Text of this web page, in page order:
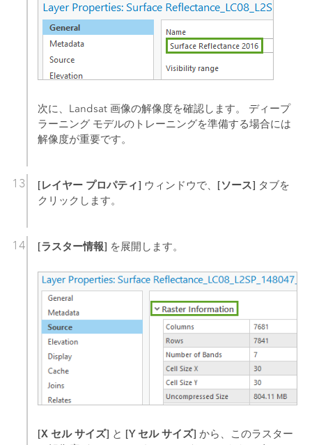
次に、Landsat 画像の解像度を確認します。 ディープ
ラーニング モデルのトレーニングを準備する場合には
解像度が重要です。
[レイヤー プロパティ] ウィンドウで、 [ソース] タブを
クリックします。
[ラスター情報] を展開します。
[X セル サイズ] と [Y セル サイズ] から、このラスター